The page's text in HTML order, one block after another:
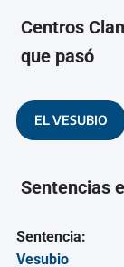
Centros
que pasó
EL VESUBIO
Sentencias
Sentencia:
Vesubio